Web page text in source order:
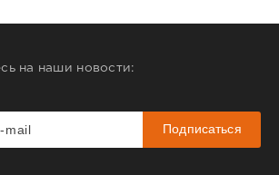
на наши новости:
Подписаться